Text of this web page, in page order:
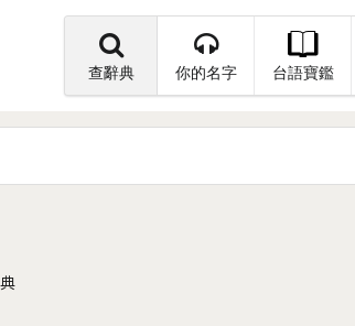
查辭典 你的名字 台語寶鑑